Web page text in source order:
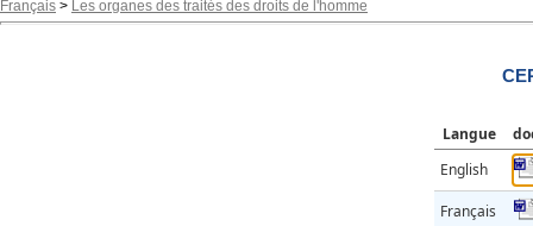
Français > Les organes des traités des droits de l'homme
Langue
English
Français